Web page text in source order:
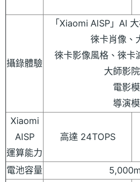
攝錄體驗
「Xiaomi AISP」AI
徠卡肖像、
徠卡影像風格、徠卡
大師影
電影
導演
Xiaomi
AISP
運算能力
高達 24TOPS
電池容量